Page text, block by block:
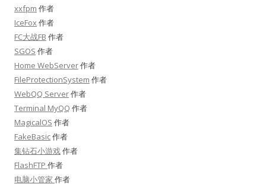
xxfpm 作者
IceFox作者
FC大战FB 作者
SGOS 作者
Home WebServer作者
FileProtectionSystem 作者
WebQQ Server作者
Terminal MyQQ 作者
MagicalOS 作者
FakeBasic作者
集钻石小游戏作者
FlashFTP 作者
电脑小管家 作者